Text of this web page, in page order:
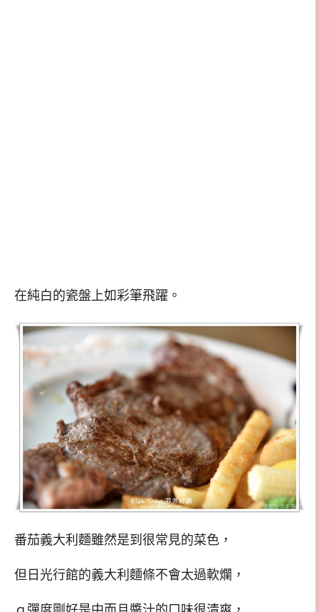
在純白的瓷盤上如彩筆飛躍。
番茄義大利麵雖然是到很常見的菜色，
但日光行館的義大利麵條不會太過軟爛，